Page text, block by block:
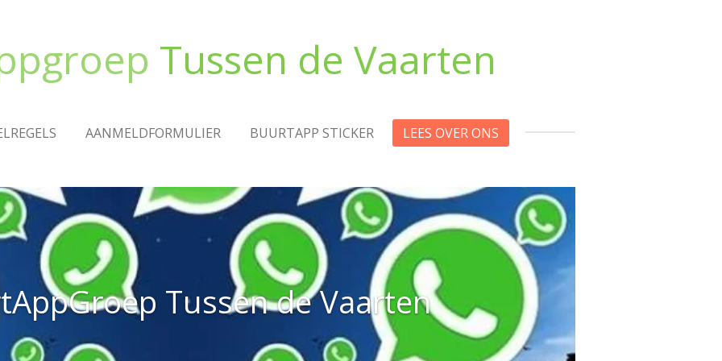
Tussen de Vaarten
AANMELDFORMULIER BUURTAPP STICKER LEES OVER ONS
Tussen de Vaarten